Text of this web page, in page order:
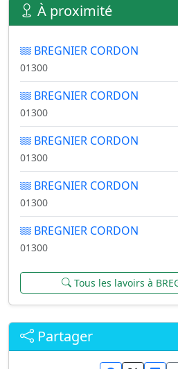
À proximité
BREGNIER CORDON
01300
BREGNIER CORDON
01300
BREGNIER CORDON
01300
BREGNIER CORDON
01300
BREGNIER CORDON
01300
Tous les lavoirs à
Partager